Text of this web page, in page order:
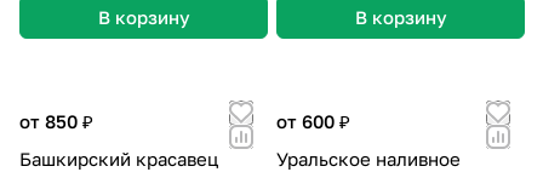
В корзину В корзину
от 850 ₽
Башкирский красавец
от 600 ₽
Уральское наливное